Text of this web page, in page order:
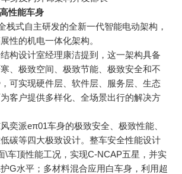
性能车身
栈式自主研发的全新一代智能电动架构，
性的机电一体化架构。
构设计室经理康洁提到，这一架构具备
、极致空间、极致节能、极致安全和不
可实现硬件层、软件层、服务层、生态
客户提供多样化、全场景出行的解决方
奕派eπ01车身的极致安全、极致性能、
碳等四大极致设计。整车安全性能设计
\车顶性能工况，实现C-NCAP五星，并实
G水平；多材料混合应用白车身，利用超